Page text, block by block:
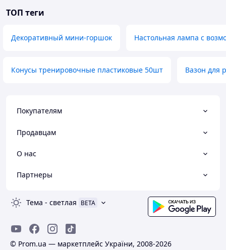
ТОП теги
Декоративный мини-горшок Настольная лампа с
Конусы тренировочные пластиковые 50шт Вазон для
Покупателям
Продавцам
О нас
Партнеры
Тема - светлая BETA
© Prom.ua — маркетплейс України, 2008-2026